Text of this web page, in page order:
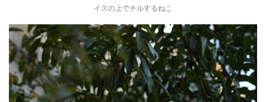
イスの上でチルするねこ